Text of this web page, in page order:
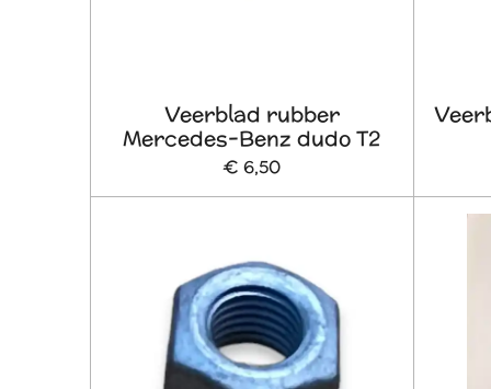
Veerblad rubber
Mercedes-Benz dudo T2
€ 6,50